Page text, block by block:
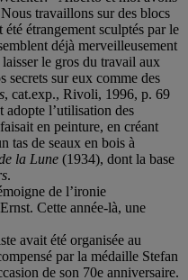
travaillons sur des blocs
étrangement sculptés par le
déjà merveilleusement
le gros du travail aux
secrets sur eux comme des
, cat.exp., Rivoli, 1996, p. 69
adopte l’utilisation des
en peinture, en créant
tas de seaux en bois à
la Lune (1934), dont la base
.
de l’ironie
Cette année-là, une
avait été organisée au
par la médaille Stefan
de son 70e anniversaire.